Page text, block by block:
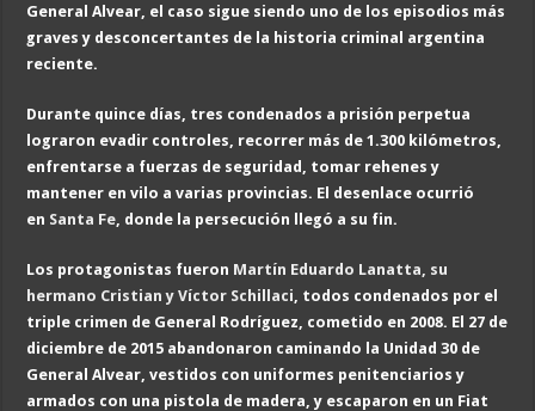
General Alvear, el caso sigue siendo uno de los episodios más
graves y desconcertantes de la historia criminal argentina
reciente.
Durante quince días, tres condenados a prisión perpetua
lograron evadir controles, recorrer más de 1.300 kilómetros,
enfrentarse a fuerzas de seguridad, tomar rehenes y
mantener en vilo a varias provincias. El desenlace ocurrió
en Santa Fe , donde la persecución llegó a su fin.
Los protagonistas fueron Martín Eduardo Lanatta, su
hermano Cristian y Víctor Schillaci , todos condenados por el
triple crimen de General Rodríguez, cometido en 2008. El 27 de
diciembre de 2015 abandonaron caminando la Unidad 30 de
General Alvear, vestidos con uniformes penitenciarios y
armados con una pistola de madera, y escaparon en un Fiat